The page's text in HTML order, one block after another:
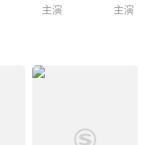
主演 主演